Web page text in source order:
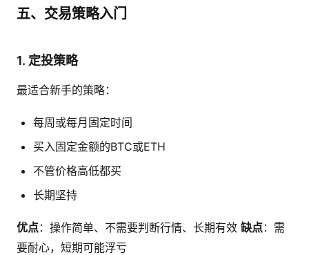
五、交易策略入门
1. 定投策略
最适合新手的策略：
每周或每月固定时间
买入固定金额的BTC或ETH
不管价格高低都买
长期坚持
优点：操作简单、不需要判断行情、长期有效 缺点：需
要耐心，短期可能浮亏